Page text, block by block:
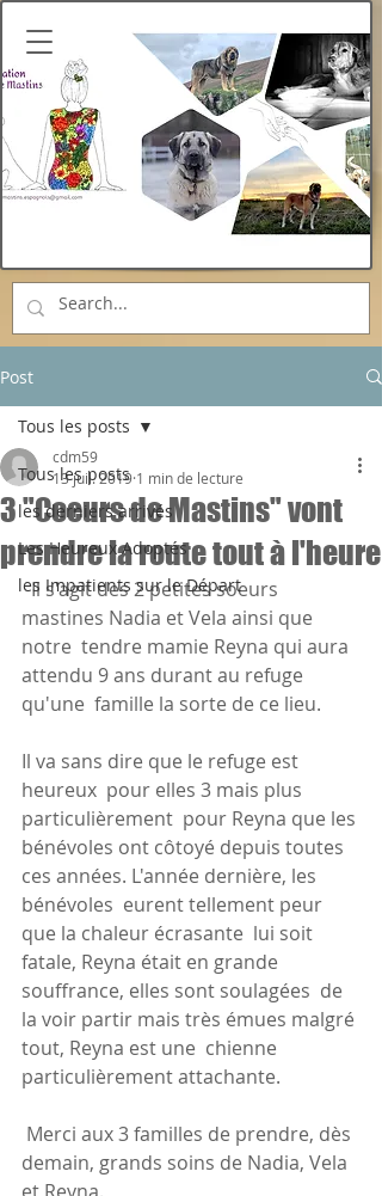
Post
Tous les posts
les derniers arrivés
Les Heureux Adoptés
les Impatients sur le Départ
Tous les posts
3 "Coeurs de Mastins" vont
prendre la route tout à l'heure
cdm59
13 juil. 2019 1 min de lecture
  Il s'agit des 2 petites soeurs
mastines Nadia et Vela ainsi que
notre  tendre mamie Reyna qui aura
attendu 9 ans durant au refuge
qu'une  famille la sorte de ce lieu.
Il va sans dire que le refuge est
heureux  pour elles 3 mais plus
particulièrement  pour Reyna que les
bénévoles ont côtoyé depuis toutes
ces années. L'année dernière, les
bénévoles  eurent tellement peur
que la chaleur écrasante  lui soit
fatale, Reyna était en grande
souffrance, elles sont soulagées  de
la voir partir mais très émues malgré
tout, Reyna est une  chienne
particulièrement attachante.
demain, grands soins de Nadia, Vela